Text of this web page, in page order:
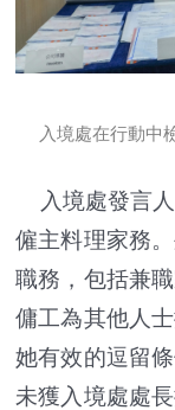
入境處在行動中
入境處發言人
僱主料理家務
職務，包括兼
傭工為其他人
她有效的逗留
未獲入境處處